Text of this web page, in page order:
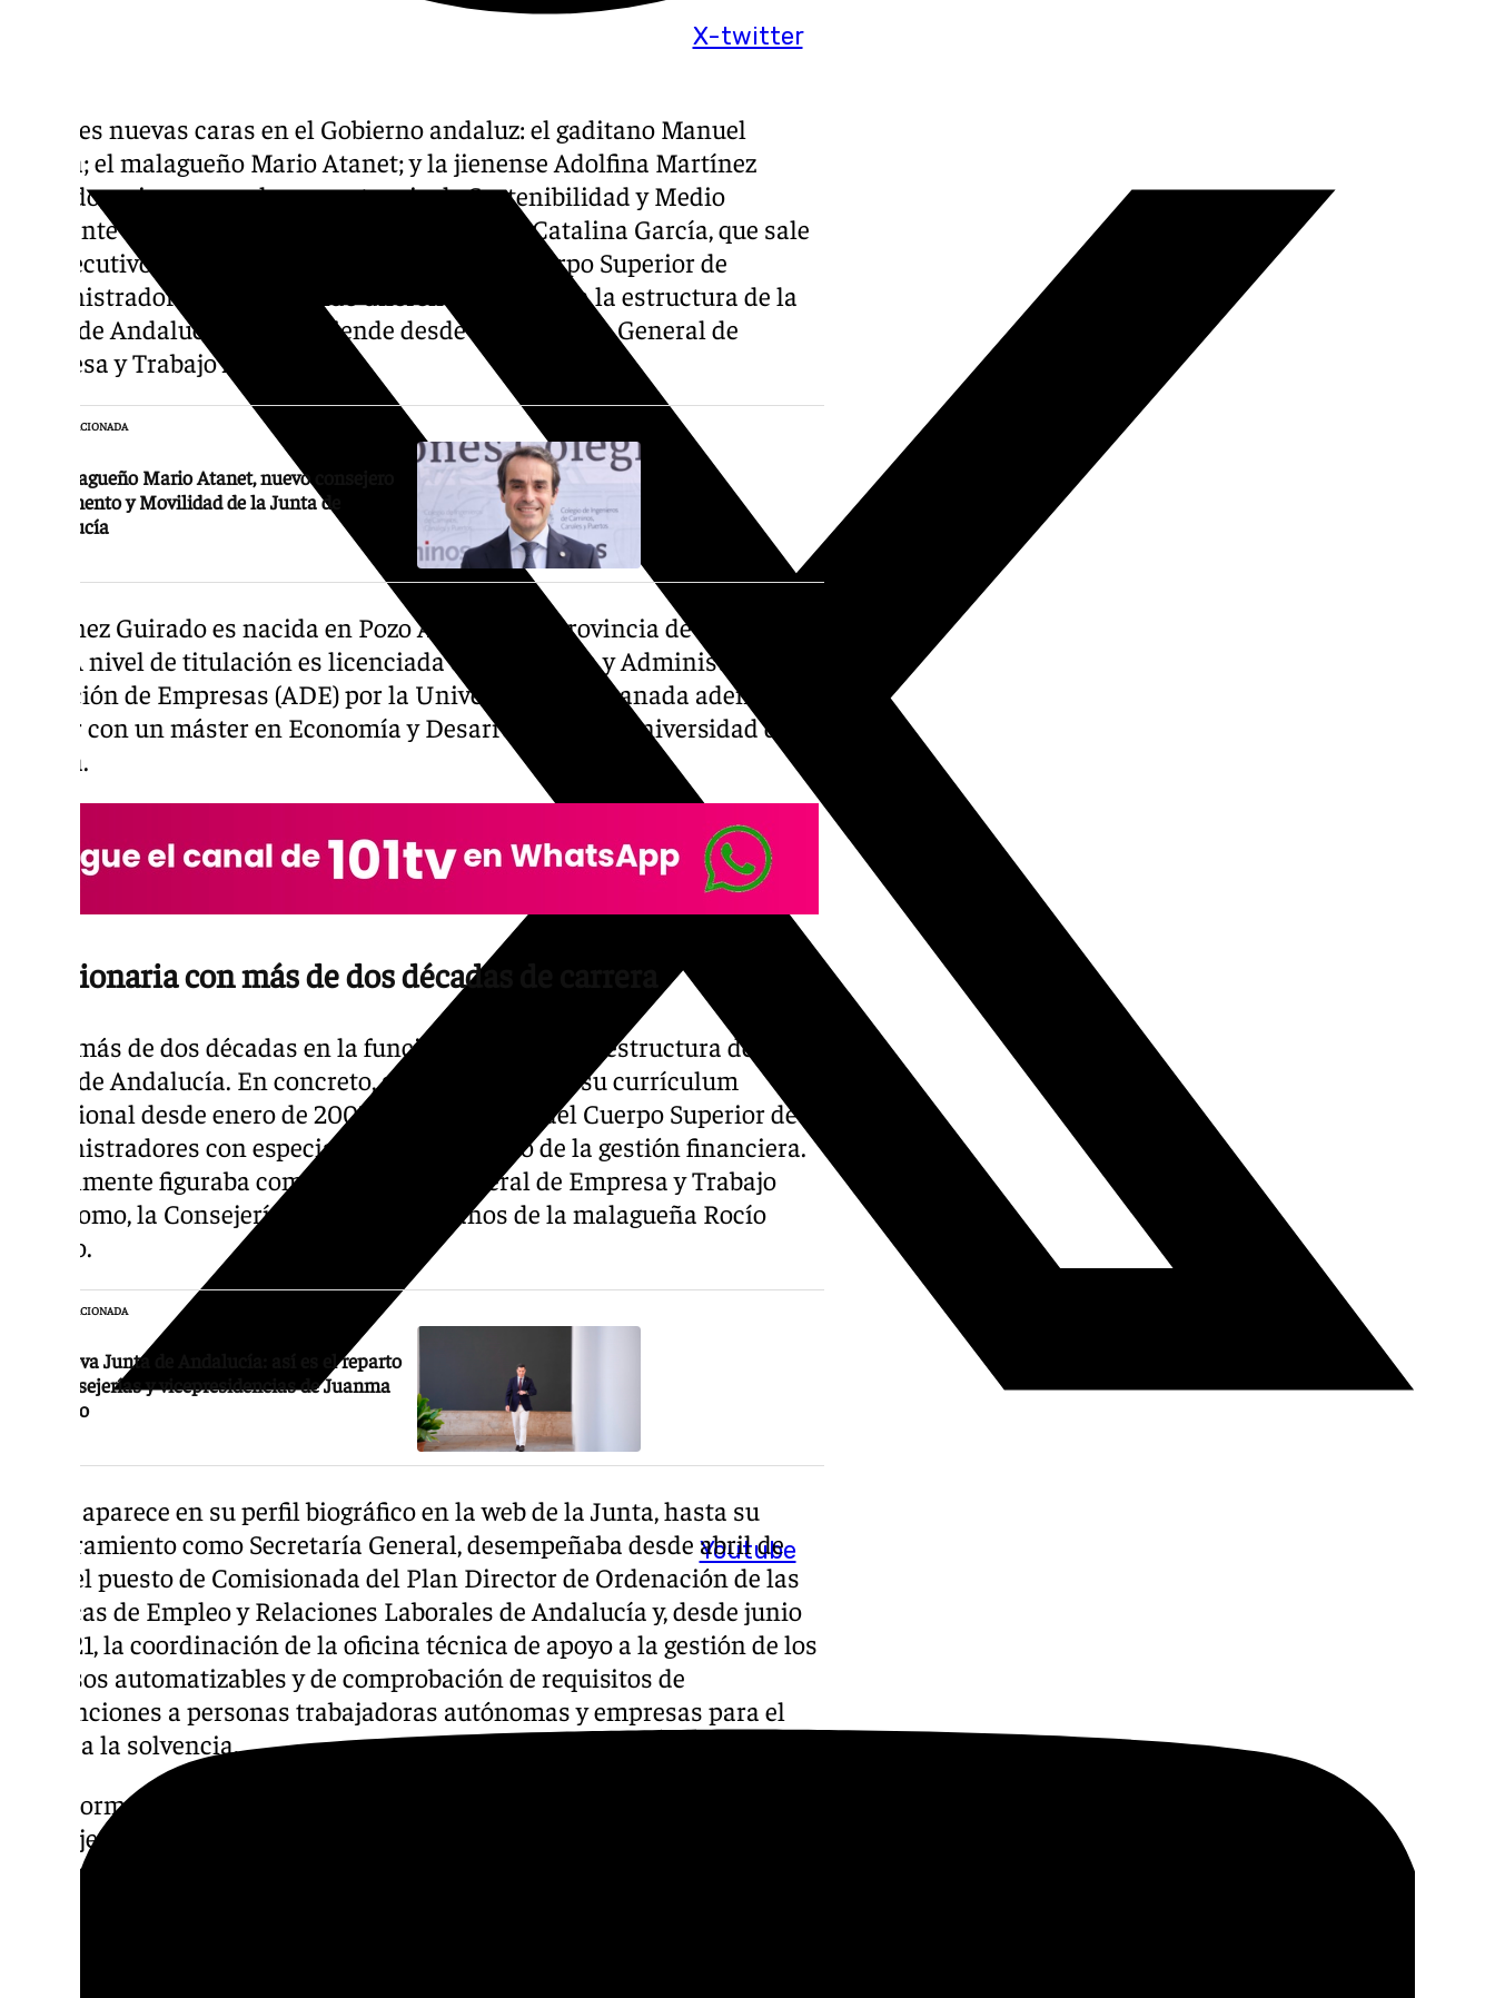
X-twitter
Youtube
Hay tres nuevas caras en el Gobierno andaluz: el gaditano Manuel
Gavira; el malagueño Mario Atanet; y la jienense Adolfina Martínez
Guirado, quien asume la competencia de Sostenibilidad y Medio
Ambiente que tenía otra política de Jaén como Catalina García, que sale
del Ejecutivo. Se trata de una funcionaria del Cuerpo Superior de
Administradores que ha tenido diferentes cargos en la estructura de la
Junta de Andalucía y que asciende desde la Secretaría General de
Empresa y Trabajo Autónomo.
NOTICIA RELACIONADA
El malagueño Mario Atanet, nuevo consejero
de Fomento y Movilidad de la Junta de
Andalucía
Martínez Guirado es nacida en Pozo Alcón, en la provincia de Jaén, en
1975. A nivel de titulación es licenciada en Economía y Administración y
Dirección de Empresas (ADE) por la Universidad de Granada además de
contar con un máster en Economía y Desarrollo por la Universidad de
Sevilla.
Funcionaria con más de dos décadas de carrera
Lleva más de dos décadas en la función pública en la estructura de la
Junta de Andalucía. En concreto, según aparece en su currículum
profesional desde enero de 2005 es funcionaria del Cuerpo Superior de
Administradores con especialidad en el campo de la gestión financiera.
Actualmente figuraba como Secretaría General de Empresa y Trabajo
Autónomo, la Consejería que sigue en manos de la malagueña Rocío
Blanco.
NOTICIA RELACIONADA
La nueva Junta de Andalucía: así es el reparto
de consejerías y vicepresidencias de Juanma
Moreno
Según aparece en su perfil biográfico en la web de la Junta, hasta su
nombramiento como Secretaría General, desempeñaba desde abril de
2020 el puesto de Comisionada del Plan Director de Ordenación de las
Políticas de Empleo y Relaciones Laborales de Andalucía y, desde junio
de 2021, la coordinación de la oficina técnica de apoyo a la gestión de los
procesos automatizables y de comprobación de requisitos de
subvenciones a personas trabajadoras autónomas y empresas para el
apoyo a la solvencia.
Anteriormente fue coordinadora de la Secretaría General Técnica de la
Consejería de Empleo y colaboró en la elaboración de planes económicos
generales, como la Estrategia para la Competitividad de Andalucía 2007-